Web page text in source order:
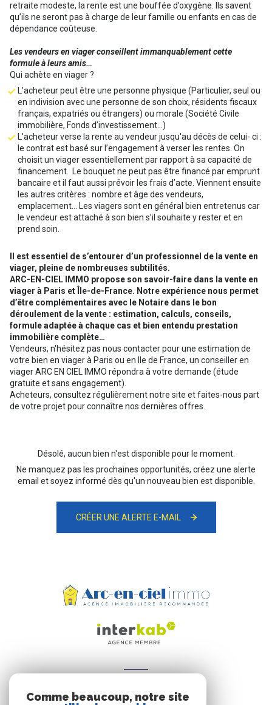
retraite modeste, la rente est une bouffée d’oxygène. Ils savent
qu’ils ne seront pas à charge de leur famille ou enfants en cas de
dépendance coûteuse.
Les vendeurs en viager conseillent immanquablement cette
formule à leurs amis…
Qui achète en viager ?
L'acheteur peut être une personne physique (Particulier, seul ou
en indivision avec une personne de son choix, résidents fiscaux
français, expatriés ou étrangers) ou morale (Société Civile
immobilière, Fonds d’investissement…)
L'acheteur verse la rente au vendeur jusqu'au décès de celui- ci :
le contrat est basé sur l’engagement à verser les rentes. On
choisit un viager essentiellement par rapport à sa capacité de
financement. Le bouquet ne peut pas être financé par emprunt
bancaire et il faut aussi prévoir les frais d’acte. Viennent ensuite
les autres critères : nombre et âge des vendeurs,
emplacement… Les viagers sont en général bien entretenus car
le vendeur est attaché à son bien s’il souhaite y rester et en
prend soin.
Il est essentiel de s’entourer d’un professionnel de la vente en
viager, pleine de nombreuses subtilités.
ARC-EN-CIEL IMMO propose son savoir-faire dans la vente en
viager à Paris et Île-de-France. Notre expérience nous permet
d’être complémentaires avec le Notaire dans le bon
déroulement de la vente : estimation, calculs, conseils,
formule adaptée à chaque cas et bien entendu prestation
immobilière complète…
Vendeurs, n'hésitez pas nous contacter pour une estimation de
votre bien en viager à Paris ou en Ile de France, un conseiller en
viager ARC EN CIEL IMMO répondra à votre demande (étude
gratuite et sans engagement).
Acheteurs, consultez régulièrement notre site et faites-nous part
de votre projet pour connaître nos dernières offres.
Désolé, aucun bien n'est disponible pour le moment.
Ne manquez pas les prochaines opportunités, créez une alerte
email et soyez informé dès qu'un nouveau bien est disponible.
CRÉER UNE ALERTE E-MAIL
Comme beaucoup, notre site